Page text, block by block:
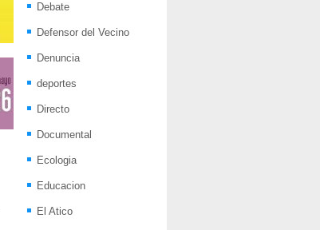
Debate
Defensor del Vecino
Denuncia
deportes
Directo
Documental
Ecologia
Educacion
El Atico